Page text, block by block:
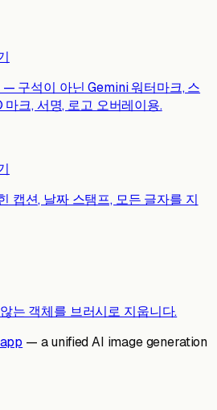
구석이 아닌 Gemini 워터마크, 스
크, 서명, 로고 오버레이용.
캡션, 날짜 스탬프, 모든 글자를 지
는 객체를 브러시로 지웁니다.
— a unified AI image generation